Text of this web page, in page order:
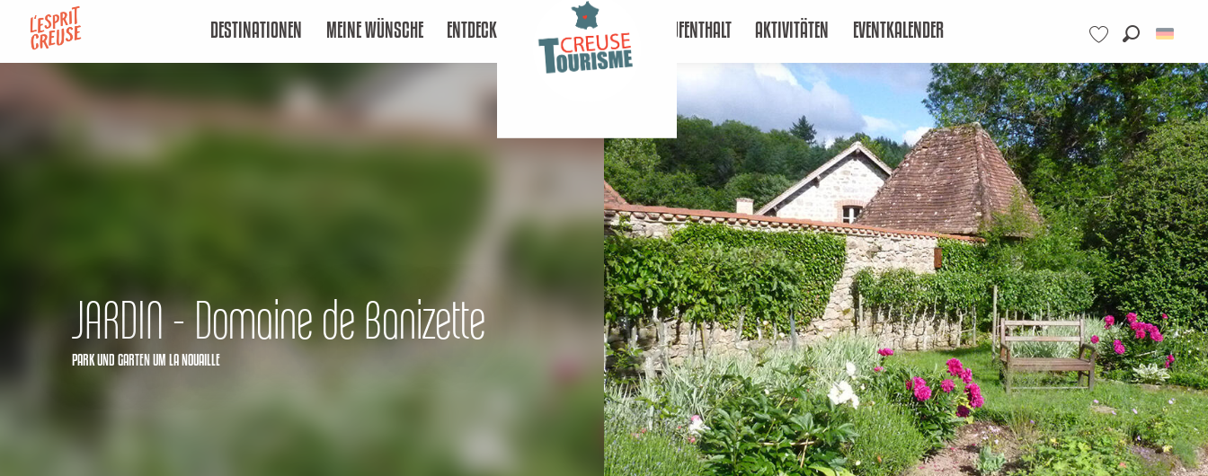
contenu
Voir les favoris
DESTINATIONEN MEINE WÜNSCHE ENTDECKEN AUFENTHALT AKTIVITÄTEN EVENTKALENDER
JARDIN - Domaine de Banizette
PARK UND GARTENUM LA NOUAILLE